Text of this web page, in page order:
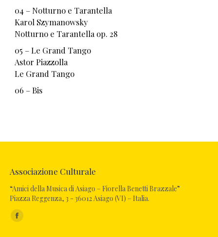
04 – Notturno e Tarantella
Karol Szymanowsky
Notturno e Tarantella op. 28
05 – Le Grand Tango
Astor Piazzolla
Le Grand Tango
06 – Bis
Associazione Culturale
“Amici della Musica di Asiago – Fiorella Benetti Brazzale”
Piazza Reggenza, 3 - 36012 Asiago (VI) – Italia.
Ci puoi trovare su: